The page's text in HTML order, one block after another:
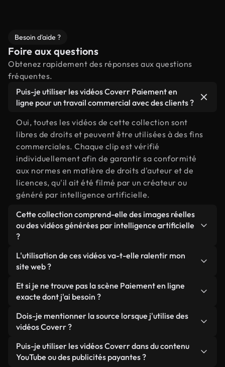
Besoin d'aide ?
Foire aux questions
Obtenez rapidement des réponses aux questions
fréquentes.
Puis-je utiliser les vidéos Coverr Paiement en
ligne pour un travail commercial avec des clients ?
Oui, toutes les vidéos de cette collection sont
libres de droits et peuvent être utilisées à des fins
commerciales. Chaque clip est vérifié
individuellement afin de garantir sa conformité
aux normes en matière de droits d'auteur et de
licences, qu'il ait été filmé par un créateur ou
généré par intelligence artificielle.
Cette collection comprend-elle des images réelles
ou des vidéos générées par intelligence artificielle
?
Les deux. Il s'agit d'une bibliothèque hybride
composée de véritables images filmées par des
vidéos générées par IA. Chaque vidéo est
clairement identifiée afin que vous sachiez
toujours ce que vous utilisez.
L'utilisation de ces vidéos va-t-elle ralentir mon
site web ?
Sauf si vous choisissez nos versions optimisées.
Nous proposons des formats légers, prêts pour le
ils conservent une qualité élevée tout en
minimisant les temps de chargement et en
améliorant des indicateurs comme le LCP.
Et si je ne trouve pas la scène Paiement en ligne
exacte dont j'ai besoin ?
Vous pouvez en créer une instantanément avec
Coverr AI Studio. Il vous suffit de décrire la scène,
soleil », et le Studio générera en quelques
secondes une vidéo personnalisée conforme à nos
Dois-je mentionner la source lorsque j'utilise des
vidéos Coverr ?
Aucune attribution n'est requise. Toutes les vidéos
de notre bibliothèque sont libres de droits et
Puis-je utiliser les vidéos Coverr dans du contenu
YouTube ou des publicités payantes ?